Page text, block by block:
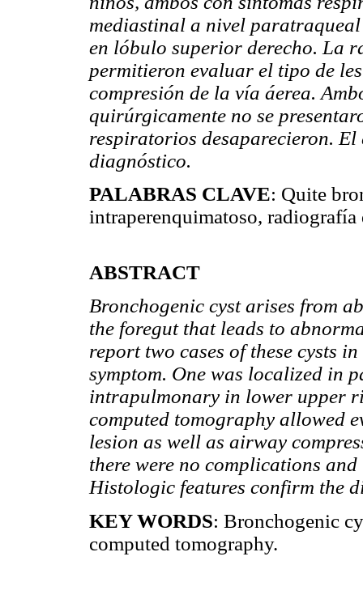
mediastinal a nivel
en lóbulo superior derecho. La
permitieron evaluar el tipo de
compresión de la vía áerea.
quirúrgicamente no se
respiratorios desaparecieron.
diagnóstico.
PALABRAS CLAVE: Quite
intraperenquimatoso,
ABSTRACT
Bronchogenic cyst arises from
the foregut that leads to
report two cases of these cysts
symptom. One was localized in
intrapulmonary in lower upper
computed tomography allowed
lesion as well as airway
there were no complications
Histologic features confirm the
KEY WORDS: Bronchogenic
computed tomography.